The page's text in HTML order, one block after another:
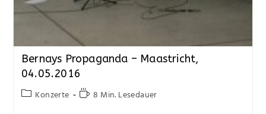
Bernays Propaganda – Maastricht,
04.05.2016
Konzerte 8 Min. Lesedauer